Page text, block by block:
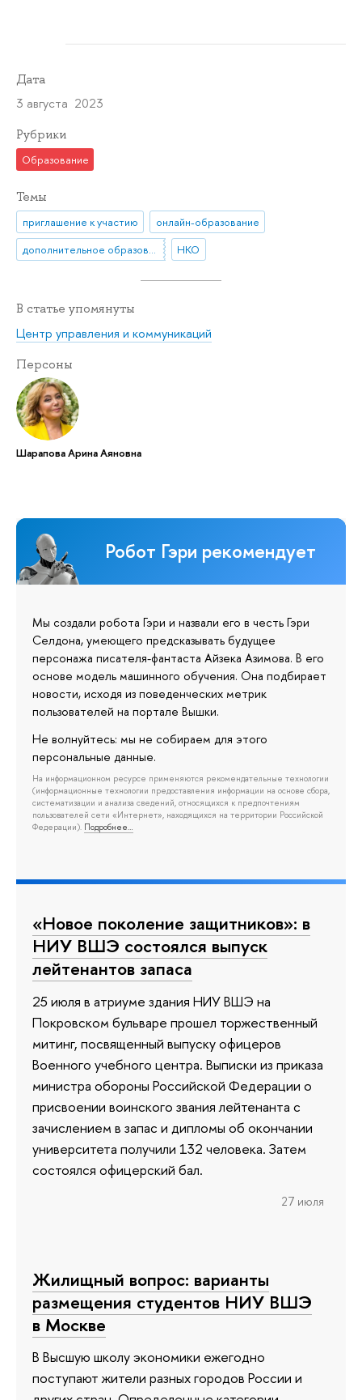
Дата
3 августа 2023
Рубрики
Образование
Темы
приглашение к участию
онлайн-образование
дополнительное образование
НКО
В статье упомянуты
Центр управления и коммуникаций
Персоны
Шарапова Арина Аяновна
Робот Гэри рекомендует
Мы создали робота Гэри и назвали его в честь Гэри
Селдона, умеющего предсказывать будущее
персонажа писателя-фантаста Айзека Азимова. В его
основе модель машинного обучения. Она подбирает
новости, исходя из поведенческих метрик
пользователей на портале Вышки.
Не волнуйтесь: мы не собираем для этого
персональные данные.
На информационном ресурсе применяются рекомендательные технологии
(информационные технологии предоставления информации на основе сбора,
систематизации и анализа сведений, относящихся к предпочтениям
пользователей сети «Интернет», находящихся на территории Российской
Федерации). Подробнее…
«Новое поколение защитников»: в
НИУ ВШЭ состоялся выпуск
лейтенантов запаса
25 июля в атриуме здания НИУ ВШЭ на
Покровском бульваре прошел торжественный
митинг, посвященный выпуску офицеров
Военного учебного центра. Выписки из приказа
министра обороны Российской Федерации о
присвоении воинского звания лейтенанта с
зачислением в запас и дипломы об окончании
университета получили 132 человека. Затем
состоялся офицерский бал.
27 июля
Жилищный вопрос: варианты
размещения студентов НИУ ВШЭ
в Москве
В Высшую школу экономики ежегодно
поступают жители разных городов России и